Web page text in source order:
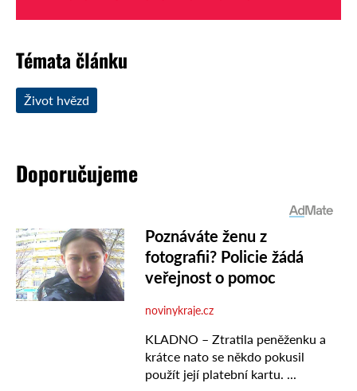
Témata článku
Život hvězd
Doporučujeme